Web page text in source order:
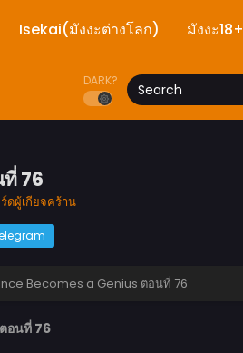
Isekai(มังงะต่างโลก) มังงะ18+
DARK?
76
ผู้เกียจคร้าน
Becomes a Genius ตอนที่ 76
อนที่ 76